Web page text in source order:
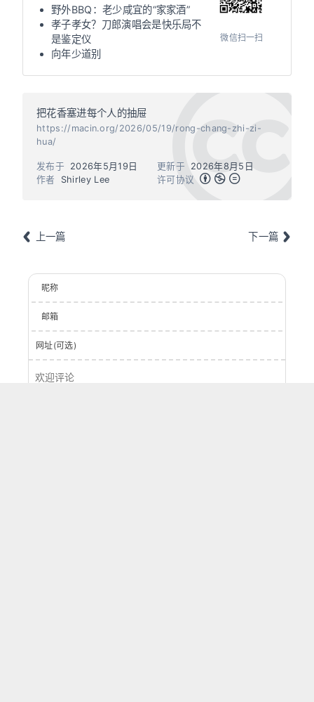
野外BBQ：老少咸宜的“家家酒”
孝子孝女？刀郎演唱会是快乐局不
是鉴定仪
向年少道别
微信扫一扫
把花香塞进每个人的抽屉
https://macin.org/2026/05/19/rong-chang-zhi-zi-
hua/
作者 Shirley Lee
发布于 2026年5月19日 更新于
2026年8月5日
许可协议
上一篇 下一篇
昵称
邮箱
网址(可选)